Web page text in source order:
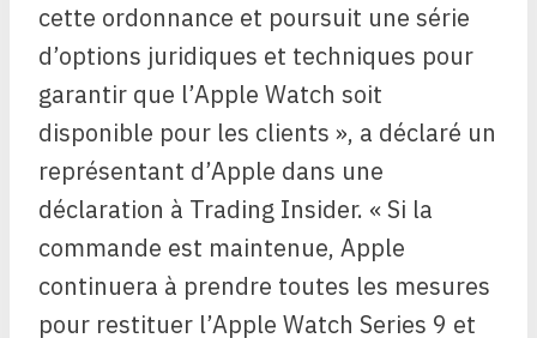
cette ordonnance et poursuit une série
d’options juridiques et techniques pour
garantir que l’Apple Watch soit
disponible pour les clients », a déclaré un
représentant d’Apple dans une
déclaration à Trading Insider. « Si la
commande est maintenue, Apple
continuera à prendre toutes les mesures
pour restituer l’Apple Watch Series 9 et